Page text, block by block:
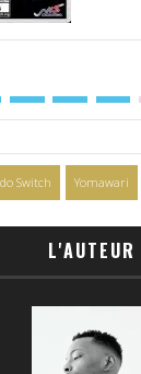
Switch Yomawari
L'AUTEUR